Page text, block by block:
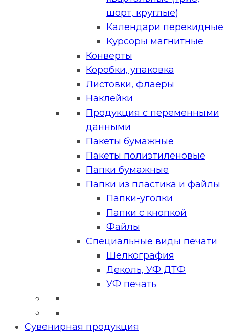
шорт, круглые)
Календари перекидные
Курсоры магнитные
Конверты
Коробки, упаковка
Листовки, флаеры
Наклейки
Продукция с переменными
данными
Пакеты бумажные
Пакеты полиэтиленовые
Папки бумажные
Папки из пластика и файлы
Папки-уголки
Папки с кнопкой
Файлы
Специальные виды печати
Шелкография
Деколь, УФ ДТФ
УФ печать
Сувенирная продукция